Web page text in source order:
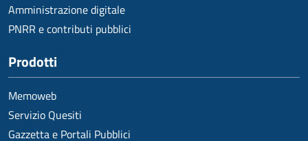
Amministrazione digitale
PNRR e contributi pubblici
Prodotti
Memoweb
Servizio Quesiti
Gazzetta e Portali Pubblici